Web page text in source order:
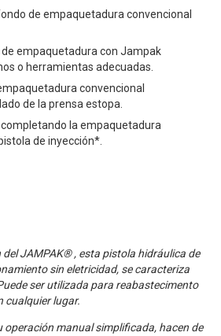
de empaquetadura convencional
empaquetadura con Jampak
o herramientas adecuadas.
convencional
de la prensa estopa.
la empaquetadura
de inyección*.
del JAMPAK® , esta pistola hidráulica de
sin eletricidad, se caracteriza
ser utilizada para reabastecimento
cualquier lugar.
operación manual simplificada, hacen de